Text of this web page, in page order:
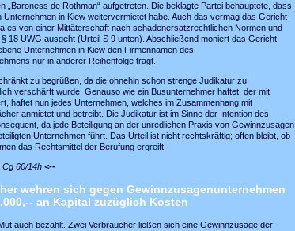
„Baroness de Rothman“ aufgetreten. Die beklagte Partei behauptete, dass
Unternehmen in Kiew weitervermietet habe. Auch das vermag das Gericht
es von einer Mittäterschaft nach schadenersatzrechtlichen Normen und
18 UWG ausgeht (Urteil S 9 unten). Abschließend moniert das Gericht
Unternehmen in Kiew den Firmennamen des
nur in anderer Reihenfolge trägt.
zu begrüßen, da die ohnehin schon strenge Judikatur zu
verschärft wurde. Genauso wie ein Busunternehmer haftet, der mit
haftet nun jedes Unternehmen, welches im Zusammenhang mit
anmietet und betreibt. Die Judikatur ist im Sinne der Intention des
da jede Beteiligung an der unredlichen Praxis von Gewinnzusagen
Unternehmen führt. Das Urteil ist nicht rechtskräftig; offen bleibt, ob
das Rechtsmittel der Berufung ergreift.
60/14h <--
wehren sich gegen Gewinnzusagenunternehmen
an Kapital zuzüglich Kosten
auch bezahlt. Zwei Verbraucher ließen sich eine Gewinnzusage der